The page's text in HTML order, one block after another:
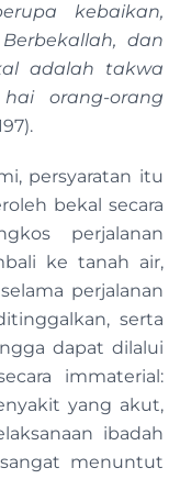
kebaikan,
dan
adalah takwa
orang-orang
persyaratan itu
bekal secara
perjalanan
ke tanah air,
perjalanan
serta
dapat dilalui
immaterial:
yang akut,
ibadah
menuntut